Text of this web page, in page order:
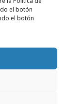
el botón
el botón
de